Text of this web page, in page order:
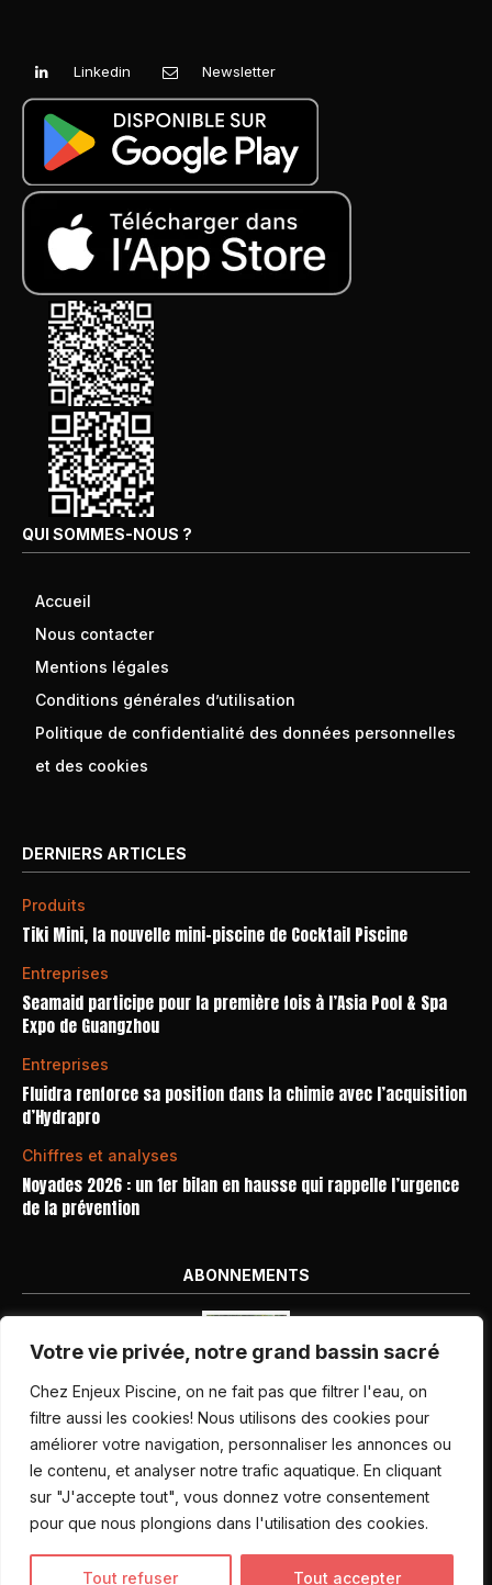
Votre vie privée, notre grand bassin sacré
Chez Enjeux Piscine, on ne fait pas que filtrer l'eau, on
filtre aussi les cookies! Nous utilisons des cookies pour
améliorer votre navigation, personnaliser les annonces ou
le contenu, et analyser notre trafic aquatique. En cliquant
sur "J'accepte tout", vous donnez votre consentement
pour que nous plongions dans l'utilisation des cookies.
Tout refuser Tout accepter
Linkedin Newsletter
QUI SOMMES-NOUS ?
Accueil
Nous contacter
Mentions légales
Conditions générales d’utilisation
Politique de confidentialité des données personnelles
et des cookies
DERNIERS ARTICLES
Produits
Tiki Mini, la nouvelle mini-piscine de Cocktail Piscine
Entreprises
Seamaid participe pour la première fois à l’Asia Pool & Spa
Expo de Guangzhou
Entreprises
Fluidra renforce sa position dans la chimie avec l’acquisition
d’Hydrapro
Chiffres et analyses
Noyades 2026 : un 1er bilan en hausse qui rappelle l’urgence
de la prévention
ABONNEMENTS
Nos dernières parutions
Abonnement magazine
Inscription newsletter